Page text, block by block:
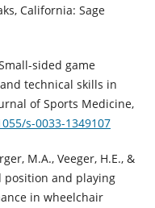
California: Sage
sided game
technical skills in
of Sports Medicine,
s-0033-1349107
M.A., Veeger, H.E., &
position and playing
in wheelchair